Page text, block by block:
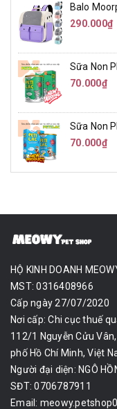
Balo
290.000₫
Sữa Non
70.000₫
Sữa Non
70.000₫
HỘ KINH DOANH
MST: 0316408966
Cấp ngày 27/07/2020
Nơi cấp: Chi cục thuế
112/1 Nguyễn Cửu
phố Hồ Chí Minh, Việt
Người đại diện: NGÔ
SĐT: 0706787911
Email: